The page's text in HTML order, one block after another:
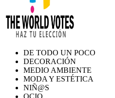
DE TODO UN POCO
DECORACIÓN
MEDIO AMBIENTE
MODA Y ESTÉTICA
NIÑ@S
OCIO